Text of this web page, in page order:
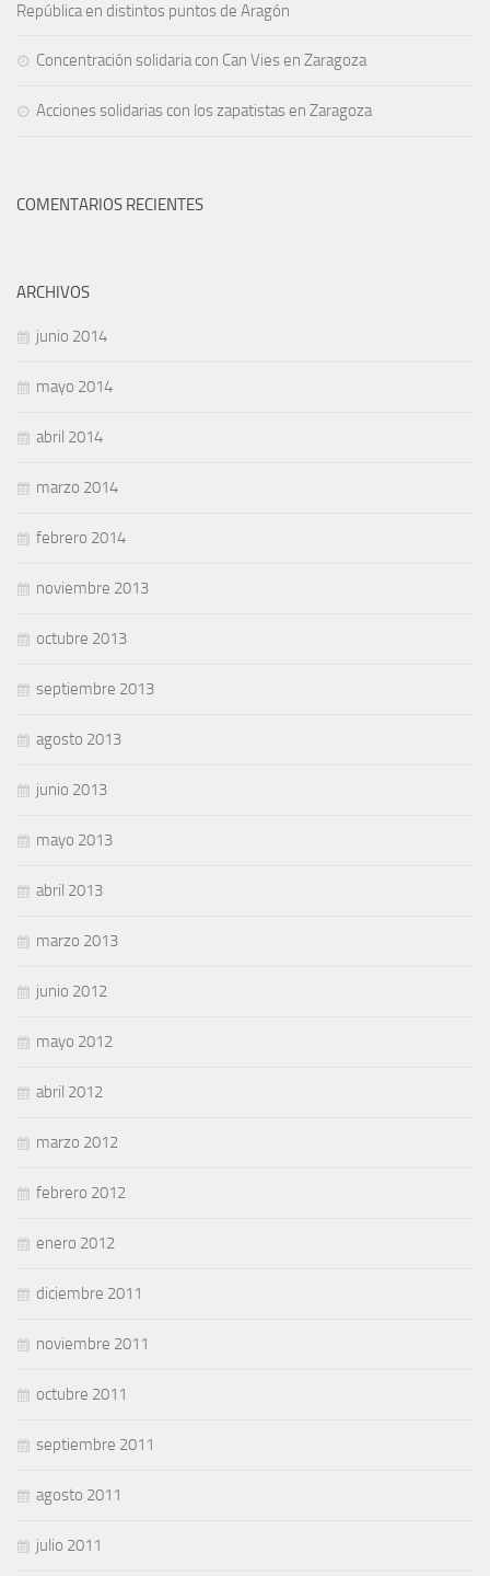
República en distintos puntos de Aragón
Concentración solidaria con Can Vies en Zaragoza
Acciones solidarias con los zapatistas en Zaragoza
COMENTARIOS RECIENTES
ARCHIVOS
junio 2014
mayo 2014
abril 2014
marzo 2014
febrero 2014
noviembre 2013
octubre 2013
septiembre 2013
agosto 2013
junio 2013
mayo 2013
abril 2013
marzo 2013
junio 2012
mayo 2012
abril 2012
marzo 2012
febrero 2012
enero 2012
diciembre 2011
noviembre 2011
octubre 2011
septiembre 2011
agosto 2011
julio 2011